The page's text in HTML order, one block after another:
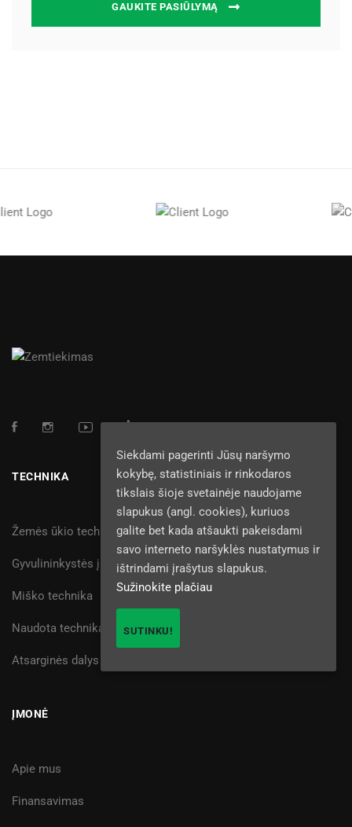
GAUKITE PASIŪLYMĄ
TECHNIKA
Žemės ūkio technika
Gyvulininkystės įranga
Miško technika
Naudota technika
Atsarginės dalys
ĮMONĖ
Apie mus
Finansavimas
Siekdami pagerinti Jūsų naršymo
kokybę, statistiniais ir rinkodaros
tikslais šioje svetainėje naudojame
slapukus (angl. cookies), kuriuos
galite bet kada atšaukti pakeisdami
savo interneto naršyklės nustatymus ir
ištrindami įrašytus slapukus.
Sužinokite plačiau
SUTINKU!